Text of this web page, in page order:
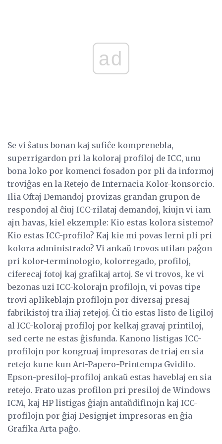
ad
Se vi ŝatus bonan kaj sufiĉe komprenebla,
superrigardon pri la koloraj profiloj de ICC, unu
bona loko por komenci fosadon por pli da informoj
troviĝas en la Retejo de Internacia Kolor-konsorcio.
Ilia Oftaj Demandoj provizas grandan grupon de
respondoj al ĉiuj ICC-rilataj demandoj, kiujn vi iam
ajn havas, kiel ekzemple: Kio estas kolora sistemo?
Kio estas ICC-profilo? Kaj kie mi povas lerni pli pri
kolora administrado? Vi ankaŭ trovos utilan paĝon
pri kolor-terminologio, kolorregado, profiloj,
ciferecaj fotoj kaj grafikaj artoj. Se vi trovos, ke vi
bezonas uzi ICC-kolorajn profilojn, vi povas tipe
trovi aplikeblajn profilojn por diversaj presaj
fabrikistoj tra iliaj retejoj. Ĉi tio estas listo de ligiloj
al ICC-koloraj profiloj por kelkaj gravaj printiloj,
sed certe ne estas ĝisfunda. Kanono listigas ICC-
profilojn por kongruaj impresoras de triaj en sia
retejo kune kun Art-Papero-Printempa Gvidilo.
Epson-presiloj-profiloj ankaŭ estas haveblaj en sia
retejo. Frato uzas profilon pri presiloj de Windows
ICM, kaj HP listigas ĝiajn antaŭdifinojn kaj ICC-
profilojn por ĝiaj Designjet-impresoras en ĝia
Grafika Arta paĝo.